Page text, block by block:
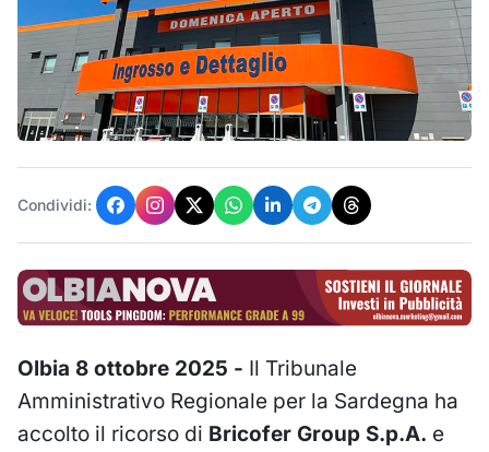
Condividi:
Olbia 8 ottobre 2025 - Il Tribunale
Amministrativo Regionale per la Sardegna ha
accolto il ricorso di Bricofer Group S.p.A. e